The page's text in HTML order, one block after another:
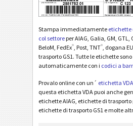
Stampa immediatamente etichette
col settore per AIAG, Galia, GM, GTL,
BeloM, FedEx®, Post, TNT®, dogana
trasporto GS1. Tutte le etichette
automaticamente con i codici a
Provalo online con un´ etichetta
questa etichetta VDA puoi anche
etichette AIAG, etichette di trasporto
etichette di trasporto GS1 e molte